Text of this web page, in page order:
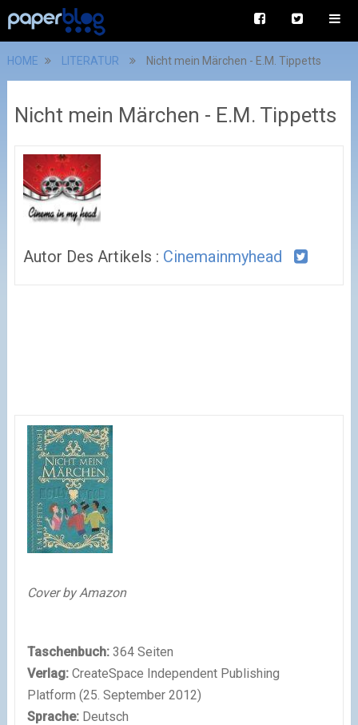
HOME LITERATUR Nicht mein Märchen - E.M. Tippetts
Nicht mein Märchen - E.M. Tippetts
Autor Des Artikels : Cinemainmyhead
Cover by Amazon
Taschenbuch:364 Seiten
Verlag:CreateSpace Independent Publishing
Platform (25. September 2012)
Sprache:Deutsch